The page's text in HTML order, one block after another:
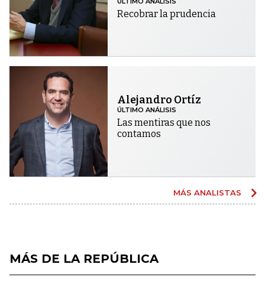
Recobrar la prudencia
Alejandro Ortíz
ÚLTIMO ANÁLISIS
Las mentiras que nos
contamos
MÁS ANALISTAS
MÁS DE LA REPÚBLICA